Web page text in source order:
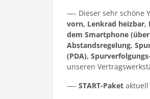
—- Dieser sehr schöne
vorn, Lenkrad heizbar,
dem Smartphone
Abstandsregelung,
(PDA),
unseren
—- START-Paket